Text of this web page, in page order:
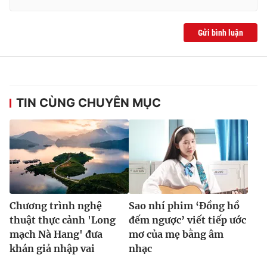
Gửi bình luận
TIN CÙNG CHUYÊN MỤC
Chương trình nghệ
thuật thực cảnh 'Long
mạch Nà Hang' đưa
khán giả nhập vai
Sao nhí phim ‘Đồng hồ
đếm ngược’ viết tiếp ước
mơ của mẹ bằng âm
nhạc